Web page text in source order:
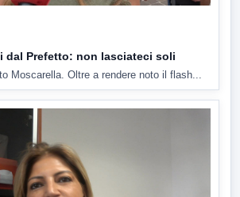
dal Prefetto: non lasciateci soli
Moscarella. Oltre a rendere noto il flash...